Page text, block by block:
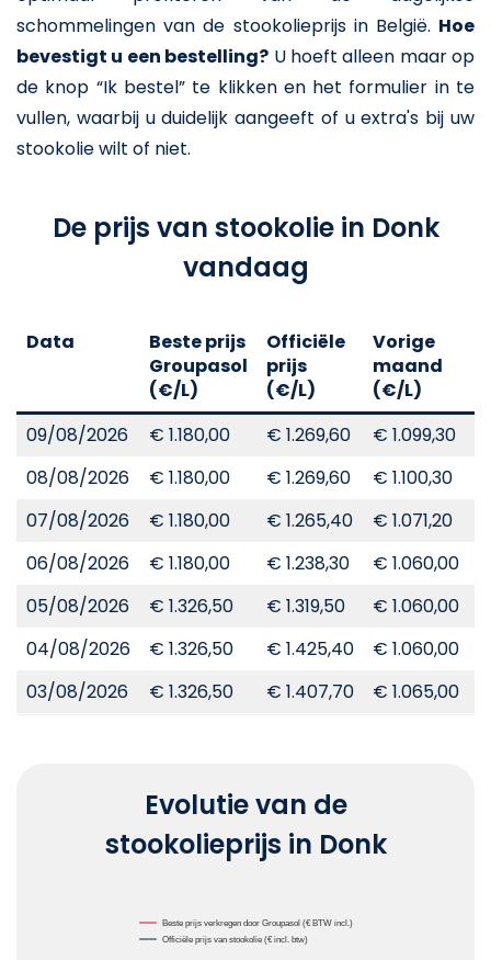
schommelingen van de stookolieprijs in België. Hoe
bevestigt u een bestelling? U hoeft alleen maar op
de knop “Ik bestel” te klikken en het formulier in te
vullen, waarbij u duidelijk aangeeft of u extra's bij uw
stookolie wilt of niet.
De prijs van stookolie in Donk
vandaag
Data
Beste prijs
Groupasol
(€/L)
Officiële
prijs
(€/L)
Vorige
maand
(€/L)
09/08/2026
€ 1.180,00 € 1.269,60 € 1.099,30
08/08/2026
€ 1.180,00 € 1.269,60 € 1.100,30
07/08/2026
€ 1.180,00 € 1.265,40 € 1.071,20
06/08/2026
€ 1.180,00 € 1.238,30 € 1.060,00
05/08/2026
€ 1.326,50 € 1.319,50 € 1.060,00
04/08/2026
€ 1.326,50 € 1.425,40 € 1.060,00
03/08/2026
€ 1.326,50 € 1.407,70 € 1.065,00
Evolutie van de
stookolieprijs in Donk
Beste prijs verkregen door Groupasol (€ BTW incl.)
Officiële prijs van stookolie (€ incl. btw)